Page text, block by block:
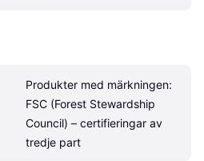
Produkter med märkningen:
FSC (Forest Stewardship
Council) – certifieringar av
tredje part